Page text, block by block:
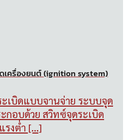
เครื่องยนต์ (ignition system)
เบิดแบบจานจ่าย ระบบจุด
กอบด้วย สวิทซ์จุดระเบิด
รงต่ำ [...]